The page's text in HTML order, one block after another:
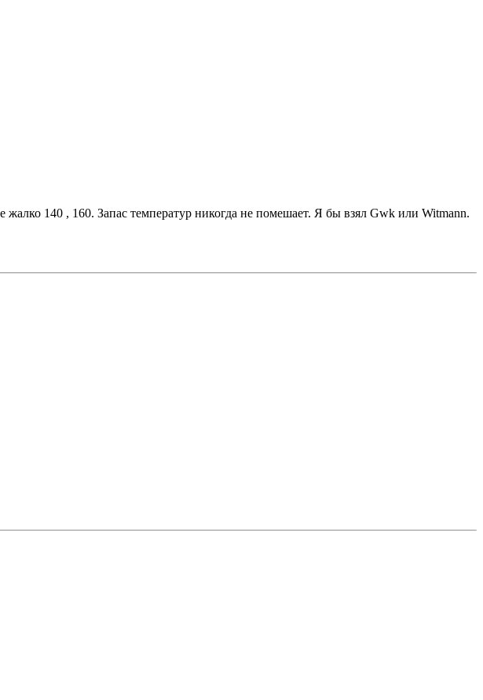
140 , 160. Запас температур никогда не помешает. Я бы взял Gwk или Witmann.